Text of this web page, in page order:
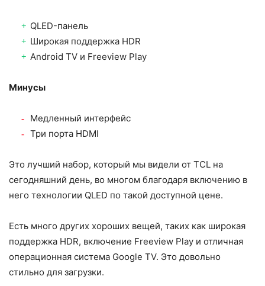
QLED-панель
Широкая поддержка HDR
Android TV и Freeview Play
Минусы
Медленный интерфейс
Три порта HDMI
Это лучший набор, который мы видели от TCL на
сегодняшний день, во многом благодаря включению в
него технологии QLED по такой доступной цене.
Есть много других хороших вещей, таких как широкая
поддержка HDR, включение Freeview Play и отличная
операционная система Google TV. Это довольно
стильно для загрузки.